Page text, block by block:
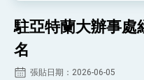
及「台灣智慧
世界展現台灣
總統出訪史瓦
訪問
駐亞特蘭大辦事處
名
張貼日期：2026-06-05